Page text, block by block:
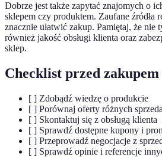
Dobrze jest także zapytać znajomych o
sklepem czy produktem. Zaufane źródła
znacznie ułatwić zakup. Pamiętaj, że nie
również jakość obsługi klienta oraz
sklep.
Checklist przed zakupem
[ ] Zdobądź wiedzę o produkcie
[ ] Porównaj oferty różnych
[ ] Skontaktuj się z obsługą klienta
[ ] Sprawdź dostępne kupony i
[ ] Przeprowadź negocjacje z
[ ] Sprawdź opinie i referencje